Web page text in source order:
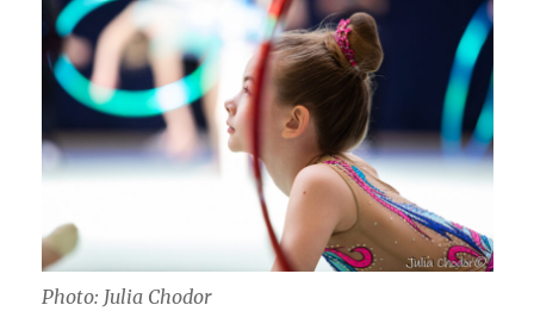
Photo: Julia Chodor